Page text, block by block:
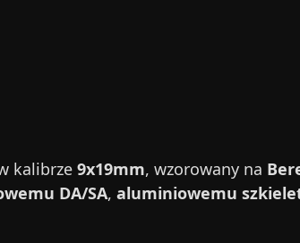
kalibrze 9x19mm, wzorowany na
DA/SA, aluminiowemu